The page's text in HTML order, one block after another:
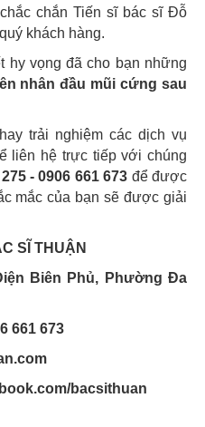
chắn Tiến sĩ bác sĩ Đỗ
khách hàng.
hy vọng đã cho bạn những
nhân đầu mũi cứng sau
trải nghiệm các dịch vụ
liên hệ trực tiếp với chúng
- 0906 661 673 để được
mắc của bạn sẽ được giải
SĨ THUẬN
Biên Phủ, Phường Đa
661 673
bacsithuan